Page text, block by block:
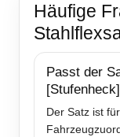
Häufige
Passt der
Der Satz ist